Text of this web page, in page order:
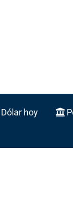
Dólar hoy